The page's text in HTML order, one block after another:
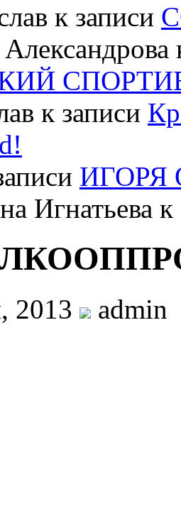
к записи
к записи
ИГОРЯ
Игнатьева к
2013 admin